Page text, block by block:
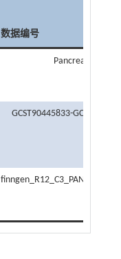
数据编号
Pancreas
GCST90445833-